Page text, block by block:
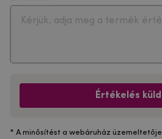
Értékelés
* A minősítést a webáruház